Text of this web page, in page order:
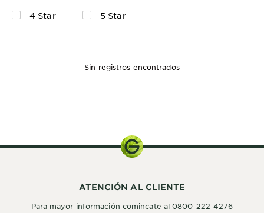
4 Star
5 Star
Sin registros encontrados
ATENCIÓN AL CLIENTE
Para mayor información comincate al 0800-222-4276